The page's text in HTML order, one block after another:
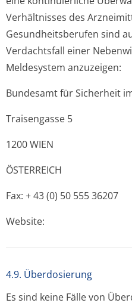
Verhältnisses des
Gesundheitsberufen sind
Verdachtsfall einer
Meldesystem anzuzeigen:
Bundesamt für Sicherheit
Traisengasse 5
1200 WIEN
ÖSTERREICH
Fax: + 43 (0) 50 555 36207
Website:
4.9. Überdosierung
Es sind keine Fälle von